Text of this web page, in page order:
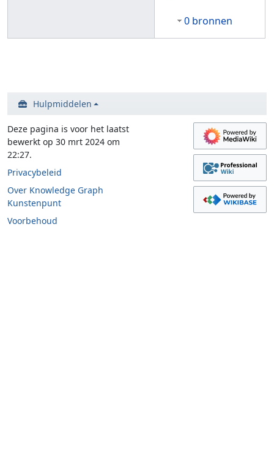
0 bronnen
Hulpmiddelen
Deze pagina is voor het laatst
bewerkt op 30 mrt 2024 om
22:27.
Privacybeleid
Over Knowledge Graph
Kunstenpunt
Voorbehoud